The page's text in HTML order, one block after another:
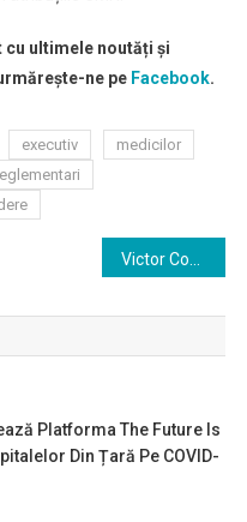
cu ultimele noutăți și
ne pe Facebook.
executiv
medicilor
Platforma The Future Is
Din Țară Pe COVID-